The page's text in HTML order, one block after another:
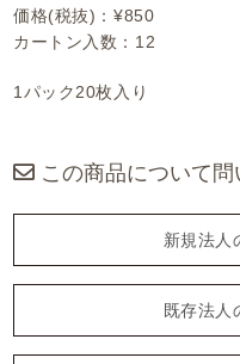
価格(税抜)：¥850
カートン入数：12
1パック20枚入り
この商品について問
新規法人
既存法人